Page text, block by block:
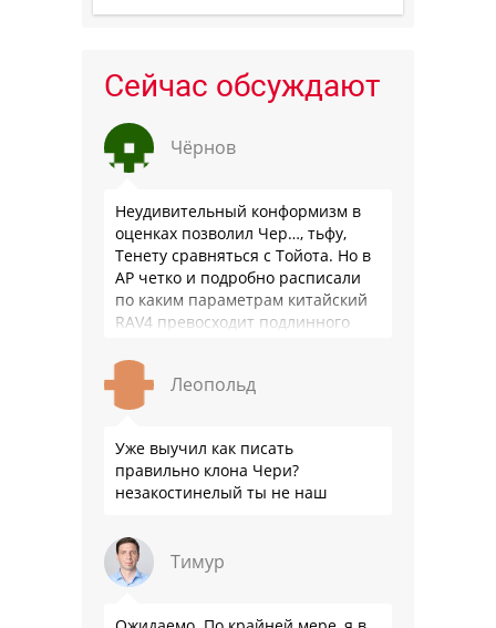
Сейчас обсуждают
Чёрнов
Неудивительный конформизм в
оценках позволил Чер…, тьфу,
Тенету сравняться с Тойота. Но в
АР четко и подробно расписали
по каким параметрам китайский
RAV4 превосходит подлинного
подвеска едет ровно и приятно …
Леопольд
Уже выучил как писать
правильно клона Чери?
незакостинелый ты не наш
Тимур